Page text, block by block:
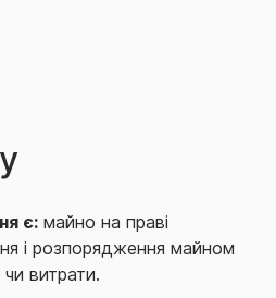
є: майно на праві
і розпорядження майном
витрати.